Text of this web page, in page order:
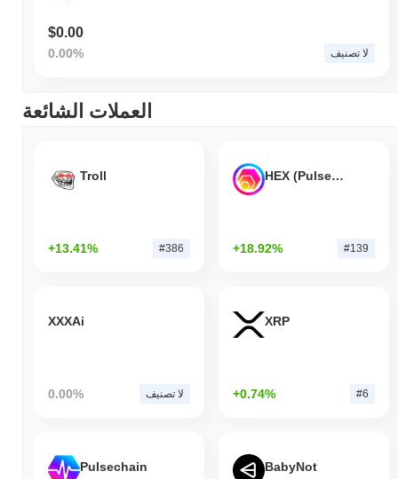
$0.00
0.00% لا تصنيف
العملات الشائعة
Troll
+13.41% #386
HEX (Pulsechain)
+18.92% #139
XXXAi
0.00% لا تصنيف
XRP
+0.74% #6
Pulsechain BabyNot